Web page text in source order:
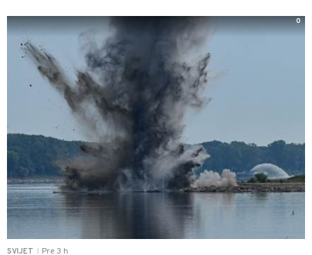
SVIJET Pre 3 h
0